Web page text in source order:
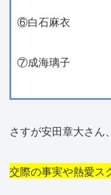
⑥白石麻衣
⑦成海璃子
さすが安田章大さん、
交際の事実や熱愛ス